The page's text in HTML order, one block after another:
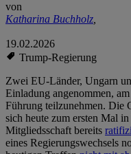
von
Katharina Buchholz,
19.02.2026
Trump-Regierung
Zwei EU-Länder, Ungarn
Einladung angenommen,
Führung teilzunehmen. Die
sich heute zum ersten Mal
Mitgliedsschaft bereits
eines Regierungswechsels